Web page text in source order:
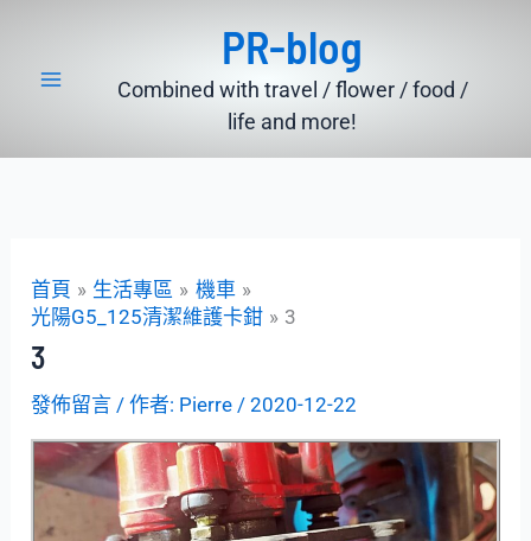
PR-blog
Combined with travel / flower / food /
life and more!
首頁 生活專區
機車
光陽G5_125清潔維護卡鉗
3
3
發佈留言 / 作者: Pierre /2020-12-22